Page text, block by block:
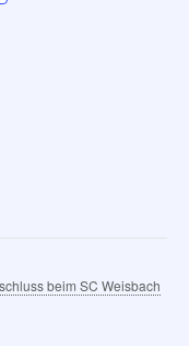
beim SC Weisbach